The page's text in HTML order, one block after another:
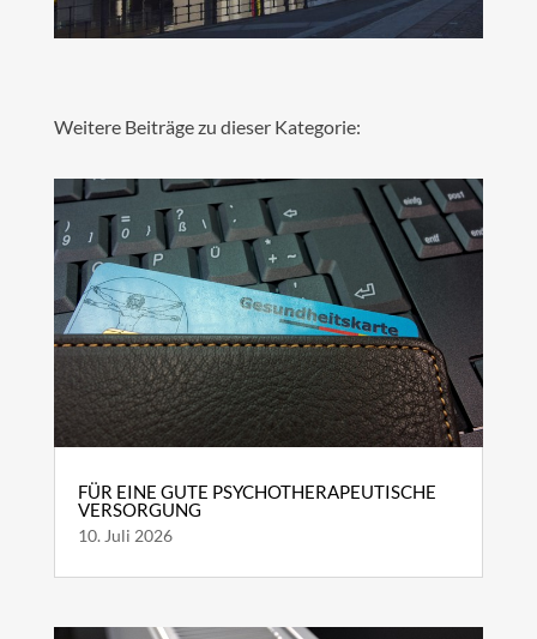
Weitere Beiträge zu dieser Kategorie:
FÜR EINE GUTE PSYCHOTHERAPEUTISCHE
VERSORGUNG
10. Juli 2026